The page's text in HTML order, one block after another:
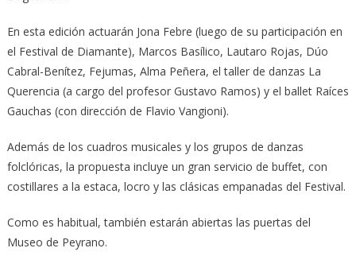
En esta edición actuarán Jona Febre (luego de su participación en
el Festival de Diamante), Marcos Basílico, Lautaro Rojas, Dúo
Cabral-Benítez, Fejumas, Alma Peñera, el taller de danzas La
Querencia (a cargo del profesor Gustavo Ramos) y el ballet Raíces
Gauchas (con dirección de Flavio Vangioni).
Además de los cuadros musicales y los grupos de danzas
folclóricas, la propuesta incluye un gran servicio de buffet, con
costillares a la estaca, locro y las clásicas empanadas del Festival.
Como es habitual, también estarán abiertas las puertas del
Museo de Peyrano.